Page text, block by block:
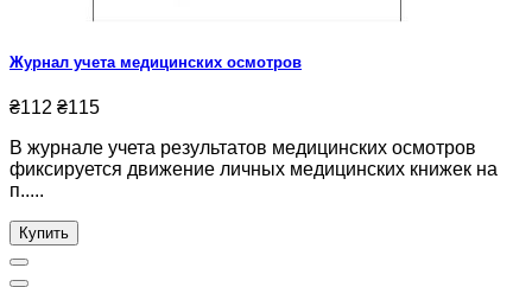
Журнал учета медицинских осмотров
₴112 ₴115
В журнале учета результатов медицинских осмотров
фиксируется движение личных медицинских книжек на
п.....
Купить